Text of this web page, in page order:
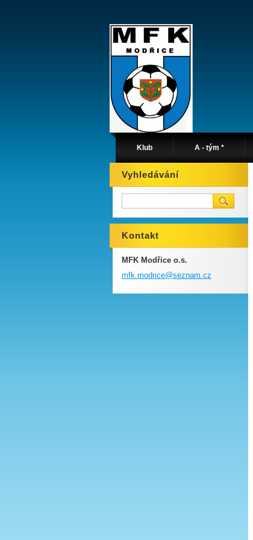
Klub A - tým *
Vyhledávání
Kontakt
MFK Modřice o.s.
mfk.modrice@seznam.cz